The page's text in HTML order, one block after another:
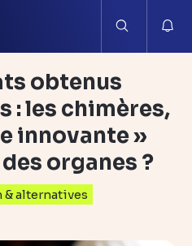
obtenus
: les chimères,
innovante »
organes ?
& alternatives